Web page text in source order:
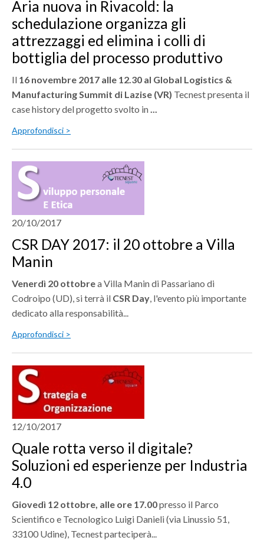
Aria nuova in Rivacold: la
schedulazione organizza gli
attrezzaggi ed elimina i colli di
bottiglia del processo produttivo
Il 16 novembre 2017 alle 12.30 al Global Logistics &
Manufacturing Summit di Lazise (VR) Tecnest presenta il
case history del progetto svolto in...
Approfondisci >
20/10/2017
CSR DAY 2017: il 20 ottobre a Villa
Manin
Venerdì 20 ottobrea Villa Manin di Passariano di
Codroipo (UD), si terrà il CSR Day, l'evento più importante
dedicato alla responsabilità...
Approfondisci >
12/10/2017
Quale rotta verso il digitale?
Soluzioni ed esperienze per Industria
4.0
Giovedì 12 ottobre, alle ore 17.00presso il Parco
Scientifico e Tecnologico Luigi Danieli (via Linussio 51,
33100 Udine), Tecnest parteciperà...